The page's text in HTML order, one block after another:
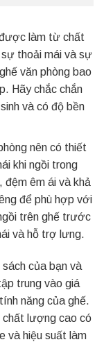
làm từ chất
thoải mái và sự
văn phòng bao
Hãy chắc chắn
và có độ bền
nên có thiết
khi ngồi trong
êm ái và khả
để phù hợp với
trên ghế trước
và hỗ trợ lưng.
của bạn và
trung vào giá
năng của ghế.
chất lượng cao có
và hiệu suất làm